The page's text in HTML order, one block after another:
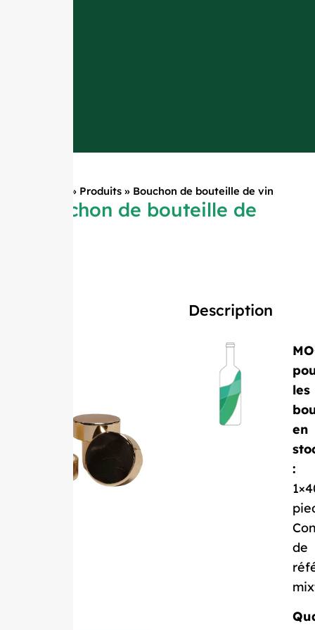
» Produits» Bouchon de bouteille de vin
Bouchon de bouteille de
Description
les
en
:
de